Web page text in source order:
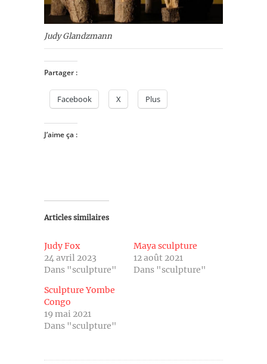
Judy Glandzmann
Partager :
Facebook X Plus
J’aime ça :
Articles similaires
Judy Fox
24 avril 2023
Dans "sculpture"
Maya sculpture
12 août 2021
Dans "sculpture"
Sculpture Yombe
Congo
19 mai 2021
Dans "sculpture"